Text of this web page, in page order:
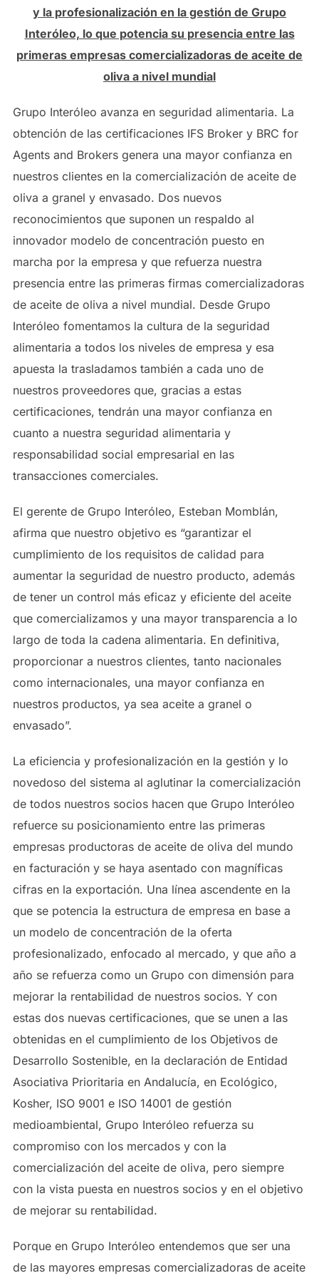
y la profesionalización en la gestión de Grupo
Interóleo, lo que potencia su presencia entre las
primeras empresas comercializadoras de aceite de
oliva a nivel mundial
Grupo Interóleo avanza en seguridad alimentaria. La
obtención de las certificaciones IFS Broker y BRC for
Agents and Brokers genera una mayor confianza en
nuestros clientes en la comercialización de aceite de
oliva a granel y envasado. Dos nuevos
reconocimientos que suponen un respaldo al
innovador modelo de concentración puesto en
marcha por la empresa y que refuerza nuestra
presencia entre las primeras firmas comercializadoras
de aceite de oliva a nivel mundial. Desde Grupo
Interóleo fomentamos la cultura de la seguridad
alimentaria a todos los niveles de empresa y esa
apuesta la trasladamos también a cada uno de
nuestros proveedores que, gracias a estas
certificaciones, tendrán una mayor confianza en
cuanto a nuestra seguridad alimentaria y
responsabilidad social empresarial en las
transacciones comerciales.
El gerente de Grupo Interóleo, Esteban Momblán,
afirma que nuestro objetivo es “garantizar el
cumplimiento de los requisitos de calidad para
aumentar la seguridad de nuestro producto, además
de tener un control más eficaz y eficiente del aceite
que comercializamos y una mayor transparencia a lo
largo de toda la cadena alimentaria. En definitiva,
proporcionar a nuestros clientes, tanto nacionales
como internacionales, una mayor confianza en
nuestros productos, ya sea aceite a granel o
envasado”.
La eficiencia y profesionalización en la gestión y lo
novedoso del sistema al aglutinar la comercialización
de todos nuestros socios hacen que Grupo Interóleo
refuerce su posicionamiento entre las primeras
empresas productoras de aceite de oliva del mundo
en facturación y se haya asentado con magníficas
cifras en la exportación. Una línea ascendente en la
que se potencia la estructura de empresa en base a
un modelo de concentración de la oferta
profesionalizado, enfocado al mercado, y que año a
año se refuerza como un Grupo con dimensión para
mejorar la rentabilidad de nuestros socios. Y con
estas dos nuevas certificaciones, que se unen a las
obtenidas en el cumplimiento de los Objetivos de
Desarrollo Sostenible, en la declaración de Entidad
Asociativa Prioritaria en Andalucía, en Ecológico,
Kosher, ISO 9001 e ISO 14001 de gestión
medioambiental, Grupo Interóleo refuerza su
compromiso con los mercados y con la
comercialización del aceite de oliva, pero siempre
con la vista puesta en nuestros socios y en el objetivo
de mejorar su rentabilidad.
Porque en Grupo Interóleo entendemos que ser una
de las mayores empresas comercializadoras de aceite